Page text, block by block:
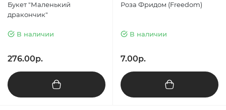
Букет "Маленький
дракончик"
В наличии
276.00р.
Роза Фридом (Freedom)
В наличии
7.00р.